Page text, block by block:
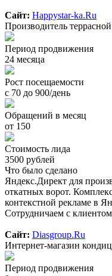
Сайт: Happystar-ka.Ru
Производитель
Период продвижения
24 месяца
Рост посещаемости
с 70 до 900/день
Обращений в месяц
от 150
Стоимость лида
3500 рублей
Что было сделано
Яндекс.Директ для
откатных ворот.
контекстной рекламе в
Сотрудничаем с
Сайт: Diasgroup.Ru
Интернет-магазин
Период продвижения